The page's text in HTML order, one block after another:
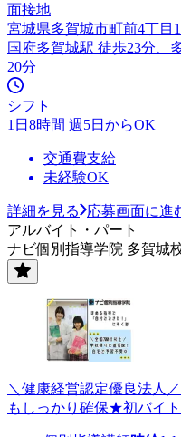
面接地
宮城県多賀城市町前4丁目
国府多賀城駅 徒歩23分、
20分
シフト
1日8時間 週5日からOK
交通費支給
未経験OK
詳細を見る
応募画面に進
アルバイト・パート
ナビ個別指導学院 多賀城
＼健康経営認定優良法人
もしっかり確保★初バイ